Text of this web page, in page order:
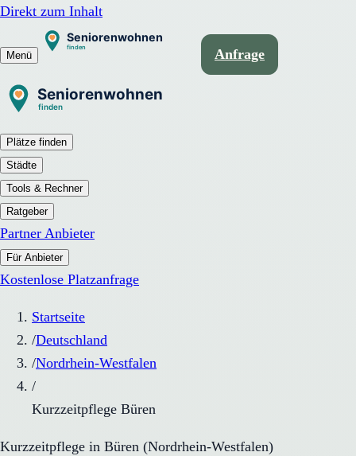
Direkt zum Inhalt
Menü Anfrage
Plätze finden
Städte
Tools & Rechner
Ratgeber
Partner Anbieter
Für Anbieter
Kostenlose Platzanfrage
Startseite
/Deutschland
/Nordrhein-Westfalen
/
Kurzzeitpflege Büren
Kurzzeitpflege in Büren (Nordrhein-Westfalen)